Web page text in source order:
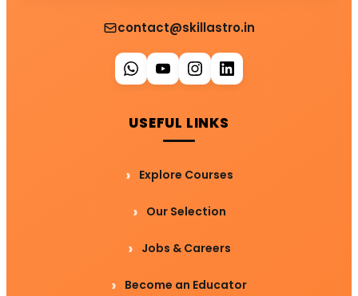
contact@skillastro.in
USEFUL LINKS
Explore Courses
Our Selection
Jobs & Careers
Become an Educator